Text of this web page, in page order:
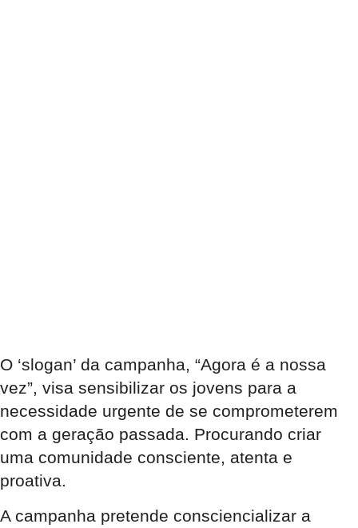
O ‘slogan’ da campanha, “Agora é a nossa
vez”, visa sensibilizar os jovens para a
necessidade urgente de se comprometerem
com a geração passada. Procurando criar
uma comunidade consciente, atenta e
proativa.
A campanha pretende consciencializar a